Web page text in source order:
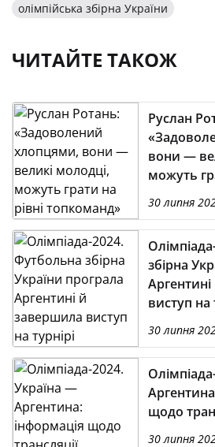
олімпійська збірна України
ЧИТАЙТЕ ТАКОЖ
Руслан
вони —
можуть
30 липня
збірна
виступ на
30 липня
щодо
30 липня